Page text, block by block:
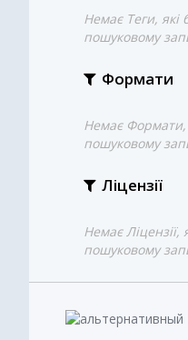
Немає Теги, які
пошуковому
Формати
Немає Формати,
пошуковому
Ліцензії
Немає Ліцензії,
пошуковому